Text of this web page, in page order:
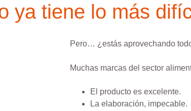
ya tiene lo más
Pero… ¿estás aprovechando
Muchas marcas del sector
El producto es excelente.
La elaboración, impecable.